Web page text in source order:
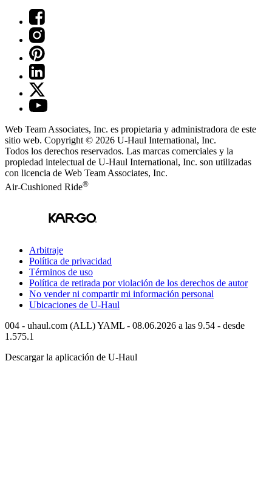
Web Team Associates, Inc. es propietaria y administradora de este
sitio web. Copyright © 2026 U-Haul International, Inc.
Todos los derechos reservados. Las marcas comerciales y la
propiedad intelectual de U-Haul International, Inc. son utilizadas
con licencia de Web Team Associates, Inc.
Air-Cushioned Ride®
Arbitraje
Política de privacidad
Términos de uso
Política de retirada por violación de los derechos de autor
No vender ni compartir mi información personal
Ubicaciones de U-Haul
004 - uhaul.com (ALL) YAML - 08.06.2026 a las 9.54 - desde
1.575.1
Descargar la aplicación de U-Haul